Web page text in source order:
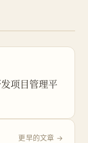
项目管理平
更早的文章 →